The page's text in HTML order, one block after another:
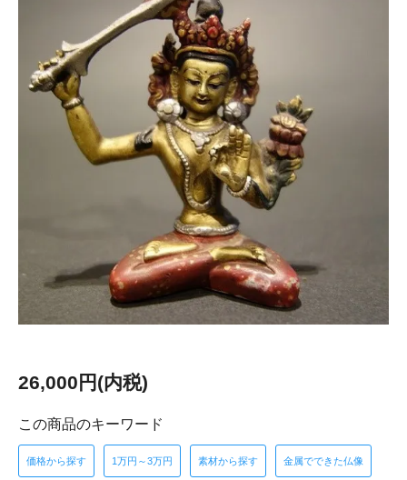
26,000円(内税)
この商品のキーワード
価格から探す 1万円～3万円 素材から探す 金属でできた仏像